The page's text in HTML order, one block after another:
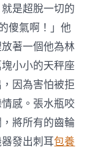
是超脫一切的
傻氣啊！」他
著一個他為林
小小的天秤座
因為害怕被拒
感。張水瓶咬
將所有的齒輪
發出刺耳包養